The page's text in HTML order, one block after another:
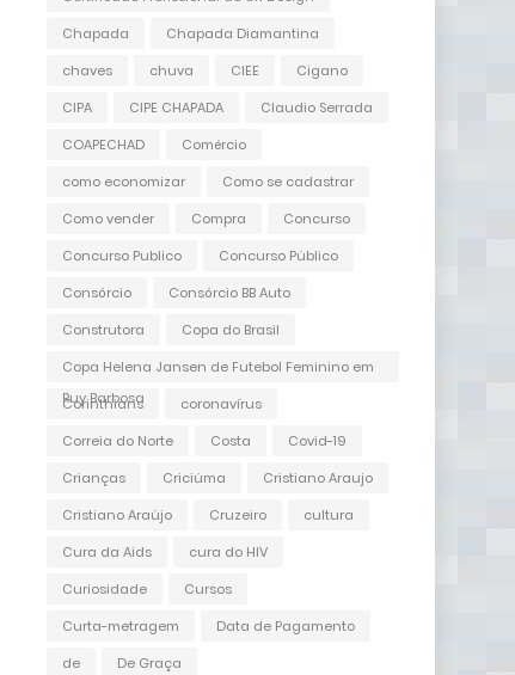
Chapada
Chapada Diamantina
chaves
chuva CIEE
Cigano
CIPA
CIPE CHAPADA
Claudio Serrada
COAPECHAD
Comércio
como economizar
Como se cadastrar
Como vender
Compra
Concurso
Concurso Publico
Concurso Público
Consórcio
Consórcio BB Auto
Construtora
Copa do Brasil
Copa Helena Jansen de Futebol Feminino em
Ruy Barbosa
Corinthians
coronavírus
Correia do Norte
Costa
Covid-19
Crianças
Criciúma
Cristiano Araujo
Cristiano Araújo
Cruzeiro
cultura
Cura da Aids
cura do HIV
Curiosidade
Cursos
Curta-metragem
Data de Pagamento
de
De Graça